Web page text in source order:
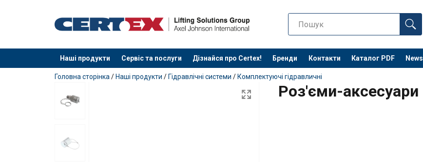
Наші продукти Сервіс та послуги Дізнайся про Certex! Бренди Контакти Каталог PDF News
added to your quote
Головна сторінка / Наші продукти / Гідравлічні системи / Комплектуючі гідравличні
Роз'єми-аксесуари